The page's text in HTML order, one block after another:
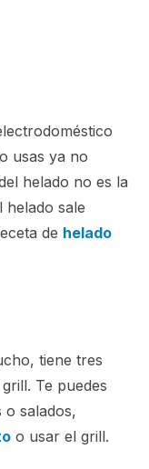
usas ya no
helado no es la
helado sale
de helado
tiene tres
Te puedes
o salados,
o usar el grill.